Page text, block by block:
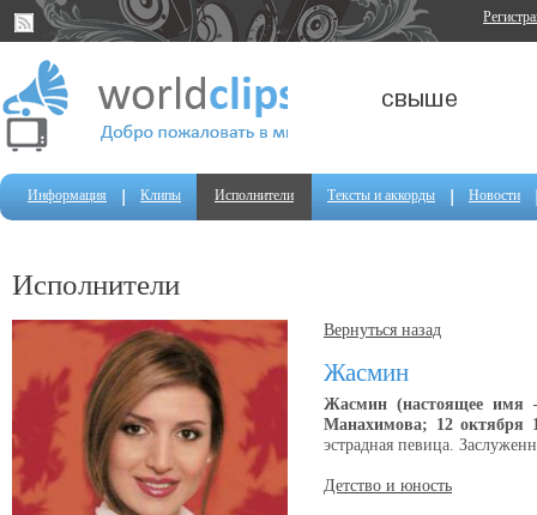
Информация Клипы Исполнители Тексты и аккорды Новости
Исполнители
Вернуться назад
Жасмин
Жасмин (настоящее имя
Манахимова; 12 октября
эстрадная певица.
Детство и юность